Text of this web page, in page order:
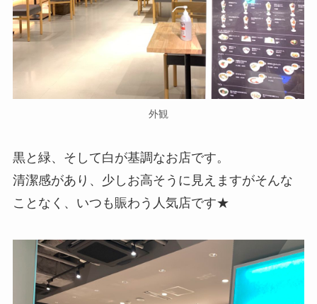
外観
黒と緑、そして白が基調なお店です。
清潔感があり、少しお高そうに見えますがそんな
ことなく、いつも賑わう人気店です★